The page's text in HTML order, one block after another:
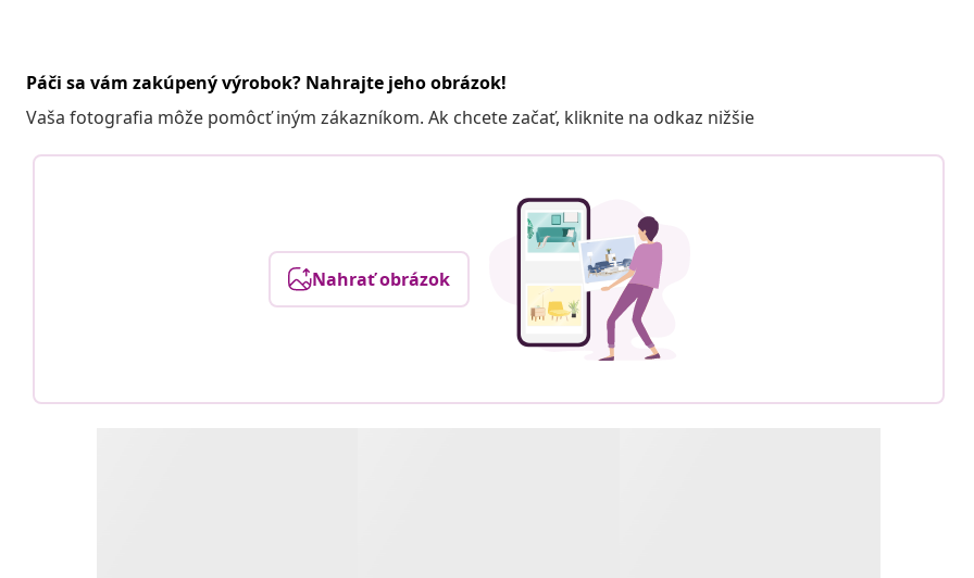
Páči sa vám zakúpený výrobok? Nahrajte jeho obrázok!
Vaša fotografia môže pomôcť iným zákazníkom. Ak chcete začať, kliknite na odkaz nižšie
Nahrať obrázok